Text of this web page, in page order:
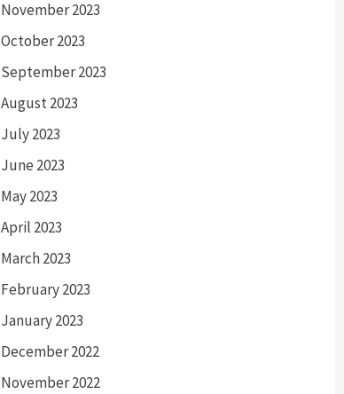
November 2023
October 2023
September 2023
August 2023
July 2023
June 2023
May 2023
April 2023
March 2023
February 2023
January 2023
December 2022
November 2022